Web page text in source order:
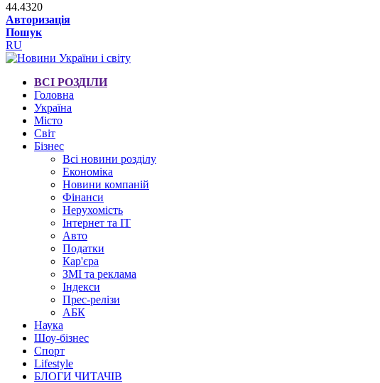
44.4320
Авторизація
Пошук
RU
ВСІ РОЗДІЛИ
Головна
Україна
Місто
Світ
Бізнес
Всі новини розділу
Економіка
Новини компаній
Фінанси
Нерухомість
Інтернет та IT
Авто
Податки
Кар'єра
ЗМІ та реклама
Індекси
Прес-релізи
АБК
Наука
Шоу-бізнес
Спорт
Lifestyle
БЛОГИ ЧИТАЧІВ